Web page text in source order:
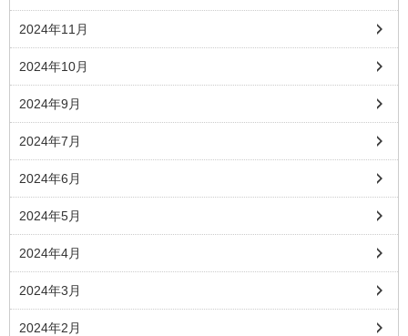
2024年11月
2024年10月
2024年9月
2024年7月
2024年6月
2024年5月
2024年4月
2024年3月
2024年2月